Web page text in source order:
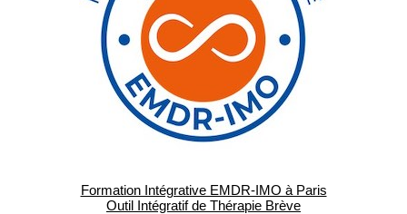
Formation Intégrative EMDR-IMO à Paris
Outil Intégratif de Thérapie Brève